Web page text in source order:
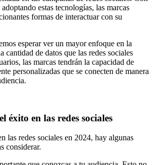
estas tecnologías, las marcas
formas de interactuar con su
esperar ver un mayor enfoque en la
cantidad de datos que las redes sociales
las marcas tendrán la capacidad de
personalizadas que se conecten de manera
éxito en las redes sociales
las redes sociales en 2024, hay algunas
considerar.